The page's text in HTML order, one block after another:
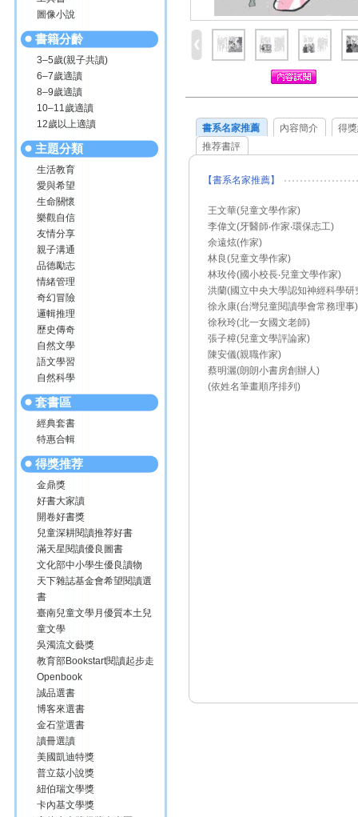
圖像小說
書籍分齡
3–5歲(親子共讀)
6–7歲適讀
8–9歲適讀
10–11歲適讀
12歲以上適讀
主題分類
生活教育
愛與希望
生命關懷
樂觀自信
友情分享
親子溝通
品德勵志
情緒管理
奇幻冒險
邏輯推理
歷史傳奇
自然文學
語文學習
自然科學
套書區
經典套書
特惠合輯
得獎推荐
金鼎獎
好書大家讀
開卷好書獎
兒童深耕閱讀推荐好書
滿天星閱讀優良圖書
文化部中小學生優良讀物
天下雜誌基金會希望閱讀選
書
臺南兒童文學月優質本土兒
童文學
吳濁流文藝獎
教育部Bookstart閱讀起步走
Openbook
誠品選書
博客來選書
金石堂選書
讀冊選讀
美國凱迪特獎
普立茲小說獎
紐伯瑞文學獎
卡內基文學獎
書系名家推薦 內容簡介
得
推荐書評
【書系名家推薦】
王文華(兒童文學作家)
李偉文(牙醫師‧作家‧環保志工)
余遠炫(作家)
林良(兒童文學作家)
林玫伶(國小校長‧兒童文學作家)
洪蘭(國立中央大學認知神經科學研
徐永康(台灣兒童閱讀學會常務理事)
徐秋玲(北一女國文老師)
張子樟(兒童文學評論家)
陳安儀(親職作家)
蔡明灑(朗朗小書房創辦人)
(依姓名筆畫順序排列)